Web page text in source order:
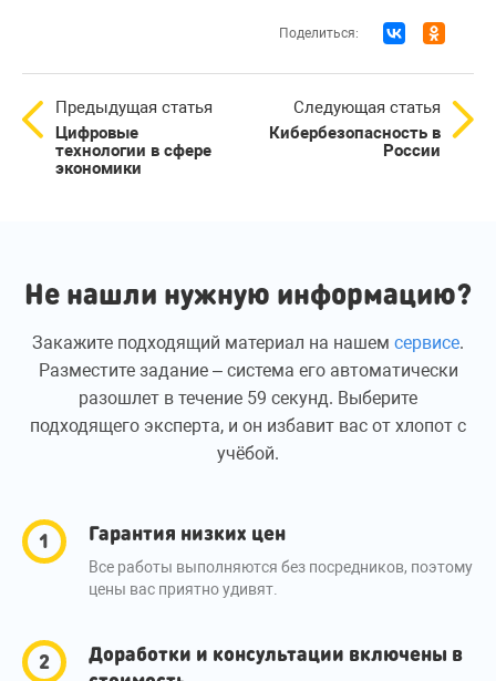
Поделиться:
Предыдущая статья
Цифровые
технологии в сфере
экономики
Следующая статья
Кибербезопасность в
России
Не нашли нужную информацию?
Закажите подходящий материал на нашем сервисе.
Разместите задание – система его автоматически
разошлет в течение 59 секунд. Выберите
подходящего эксперта, и он избавит вас от хлопот с
учёбой.
Гарантия низких цен
Все работы выполняются без посредников, поэтому
цены вас приятно удивят.
Доработки и консультации включены в